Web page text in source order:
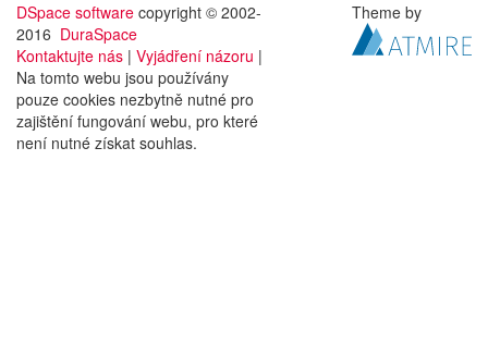
DSpace software copyright © 2002-
2016 DuraSpace
Kontaktujte nás | Vyjádření názoru |
Na tomto webu jsou používány
pouze cookies nezbytně nutné pro
zajištění fungování webu, pro které
není nutné získat souhlas.
Theme by